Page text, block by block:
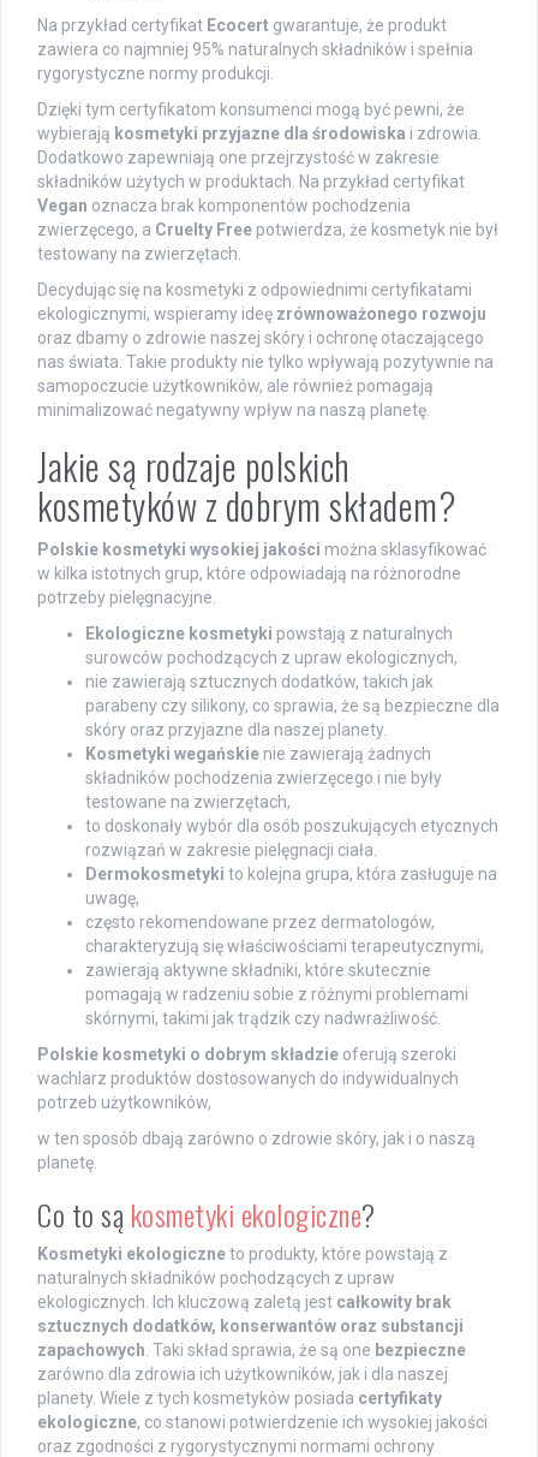
Na przykład certyfikat Ecocert gwarantuje, że produkt
zawiera co najmniej 95% naturalnych składników i spełnia
rygorystyczne normy produkcji.
Dzięki tym certyfikatom konsumenci mogą być pewni, że
wybierają kosmetyki przyjazne dla środowiska i zdrowia.
Dodatkowo zapewniają one przejrzystość w zakresie
składników użytych w produktach. Na przykład certyfikat
Vegan oznacza brak komponentów pochodzenia
zwierzęcego, a Cruelty Free potwierdza, że kosmetyk nie był
testowany na zwierzętach.
Decydując się na kosmetyki z odpowiednimi certyfikatami
ekologicznymi, wspieramy ideę zrównoważonego rozwoju
oraz dbamy o zdrowie naszej skóry i ochronę otaczającego
nas świata. Takie produkty nie tylko wpływają pozytywnie na
samopoczucie użytkowników, ale również pomagają
minimalizować negatywny wpływ na naszą planetę.
Jakie są rodzaje polskich
kosmetyków z dobrym składem?
Polskie kosmetyki wysokiej jakości można sklasyfikować
w kilka istotnych grup, które odpowiadają na różnorodne
potrzeby pielęgnacyjne.
Ekologiczne kosmetyki powstają z naturalnych
surowców pochodzących z upraw ekologicznych,
nie zawierają sztucznych dodatków, takich jak
parabeny czy silikony, co sprawia, że są bezpieczne dla
skóry oraz przyjazne dla naszej planety.
Kosmetyki wegańskie nie zawierają żadnych
składników pochodzenia zwierzęcego i nie były
testowane na zwierzętach,
to doskonały wybór dla osób poszukujących etycznych
rozwiązań w zakresie pielęgnacji ciała.
Dermokosmetyki to kolejna grupa, która zasługuje na
uwagę,
często rekomendowane przez dermatologów,
charakteryzują się właściwościami terapeutycznymi,
zawierają aktywne składniki, które skutecznie
pomagają w radzeniu sobie z różnymi problemami
skórnymi, takimi jak trądzik czy nadwrażliwość.
Polskie kosmetyki o dobrym składzie oferują szeroki
wachlarz produktów dostosowanych do indywidualnych
potrzeb użytkowników,
w ten sposób dbają zarówno o zdrowie skóry, jak i o naszą
planetę.
Co to są kosmetyki ekologiczne?
Kosmetyki ekologiczneto produkty, które powstają z
naturalnych składników pochodzących z upraw
ekologicznych. Ich kluczową zaletą jest całkowity brak
sztucznych dodatków, konserwantów oraz substancji
zapachowych . Taki skład sprawia, że są one bezpieczne
zarówno dla zdrowia ich użytkowników, jak i dla naszej
planety. Wiele z tych kosmetyków posiada certyfikaty
ekologiczne, co stanowi potwierdzenie ich wysokiej jakości
oraz zgodności z rygorystycznymi normami ochrony